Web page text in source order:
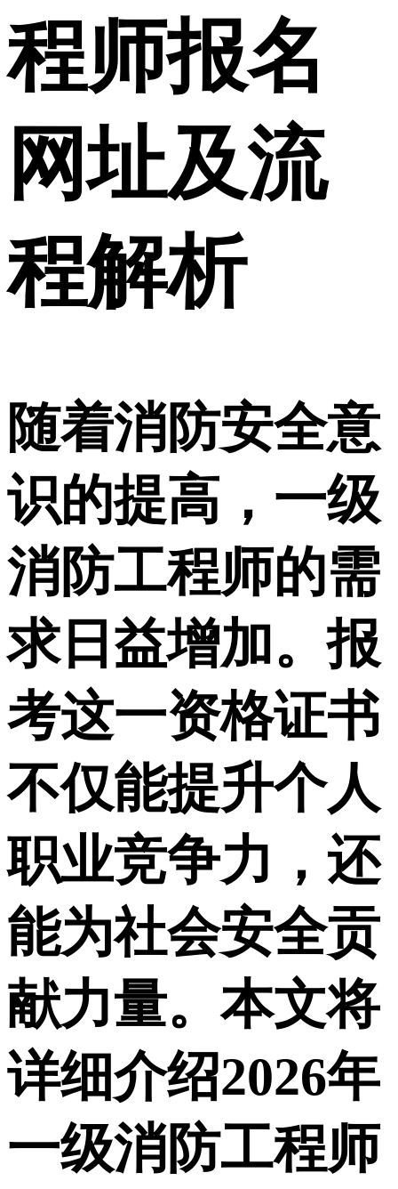
程师报名
网址及流
程解析
随着消防安全意
识的提高，一级
消防工程师的需
求日益增加。报
考这一资格证书
不仅能提升个人
职业竞争力，还
能为社会安全贡
献力量。本文将
详细介绍2026年
一级消防工程师